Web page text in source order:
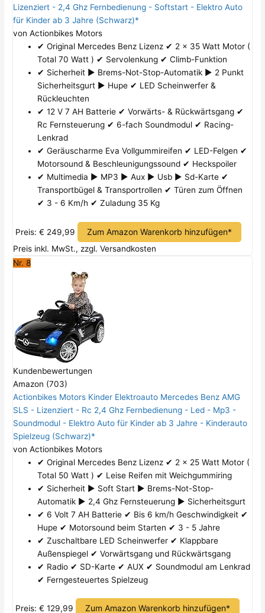
Lizenziert - 2,4 Ghz Fernbedienung - Softstart - Elektro Auto
für Kinder ab 3 Jahre (Schwarz)*
von Actionbikes Motors
✔ Original Mercedes Benz Lizenz ✔ 2 x 35 Watt Motor (
Total 70 Watt ) ✔ Servolenkung ✔ Climb-Funktion
✔ Sicherheit ► Brems-Not-Stop-Automatik ► 2 Punkt
Sicherheitsgurt ► Hupe ✔ LED Scheinwerfer &
Rückleuchten
✔ 12 V 7 AH Batterie ✔ Vorwärts- & Rückwärtsgang ✔
Rc Fernsteuerung ✔ 6-fach Soundmodul ✔ Racing-
Lenkrad
✔ Geräuscharme Eva Vollgummireifen ✔ LED-Felgen ✔
Motorsound & Beschleunigungssound ✔ Heckspoiler
✔ Multimedia ► MP3 ► Aux ► Usb ► Sd-Karte ✔
Transportbügel & Transportrollen ✔ Türen zum Öffnen
✔ 3 - 6 Km/h ✔ Zuladung 35 Kg
Preis: € 249,99 Zum Amazon Warenkorb hinzufügen*
Preis inkl. MwSt., zzgl. Versandkosten
Nr. 8
Kundenbewertungen
Amazon (703)
Actionbikes Motors Kinder Elektroauto Mercedes Benz AMG
SLS - Lizenziert - Rc 2,4 Ghz Fernbedienung - Led - Mp3 -
Soundmodul - Elektro Auto für Kinder ab 3 Jahre - Kinderauto
Spielzeug (Schwarz)*
von Actionbikes Motors
✔ Original Mercedes Benz Lizenz ✔ 2 x 25 Watt Motor (
Total 50 Watt ) ✔ Leise Reifen mit Weichgummiring
✔ Sicherheit ► Soft Start ► Brems-Not-Stop-
Automatik ► 2,4 Ghz Fernsteuerung ► Sicherheitsgurt
✔ 6 Volt 7 AH Batterie ✔ Bis 6 km/h Geschwindigkeit ✔
Hupe ✔ Motorsound beim Starten ✔ 3 - 5 Jahre
✔ Zuschaltbare LED Scheinwerfer ✔ Klappbare
Außenspiegel ✔ Vorwärtsgang und Rückwärtsgang
✔ Radio ✔ SD-Karte ✔ AUX ✔ Soundmodul am Lenkrad
✔ Ferngesteuertes Spielzeug
Preis: € 129,99 Zum Amazon Warenkorb hinzufügen*